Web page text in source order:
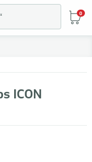
0
ICON